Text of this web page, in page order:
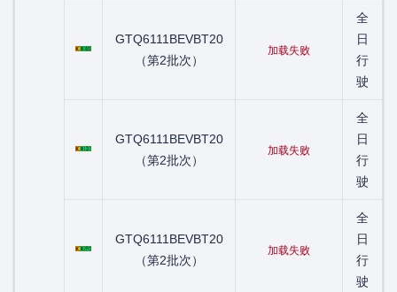
粤C01083D
GTQ6111BEVBT20
（第2批次）
加载失败
全
日
行
驶
粤C01131D
GTQ6111BEVBT20
（第2批次）
加载失败
全
日
行
驶
粤C01297D
GTQ6111BEVBT20
（第2批次）
加载失败
全
日
行
驶